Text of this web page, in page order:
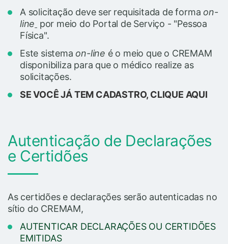
A solicitação deve ser requisitada de forma on-
line por meio do Portal de Serviço - "Pessoa
Física".
Este sistema on-line é o meio que o CREMAM
disponibiliza para que o médico realize as
solicitações.
SE VOCÊ JÁ TEM CADASTRO, CLIQUE AQUI
Autenticação de Declarações
e Certidões
As certidões e declarações serão autenticadas no
sítio do CREMAM,
AUTENTICAR DECLARAÇÕES OU CERTIDÕES
EMITIDAS